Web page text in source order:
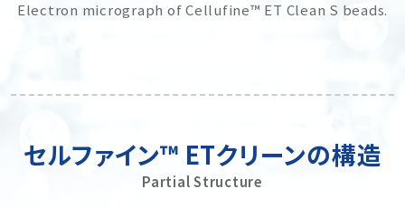
Electron micrograph of Cellufine™ ET Clean S beads.
セルファイン™ ETクリーンの構造
Partial Structure